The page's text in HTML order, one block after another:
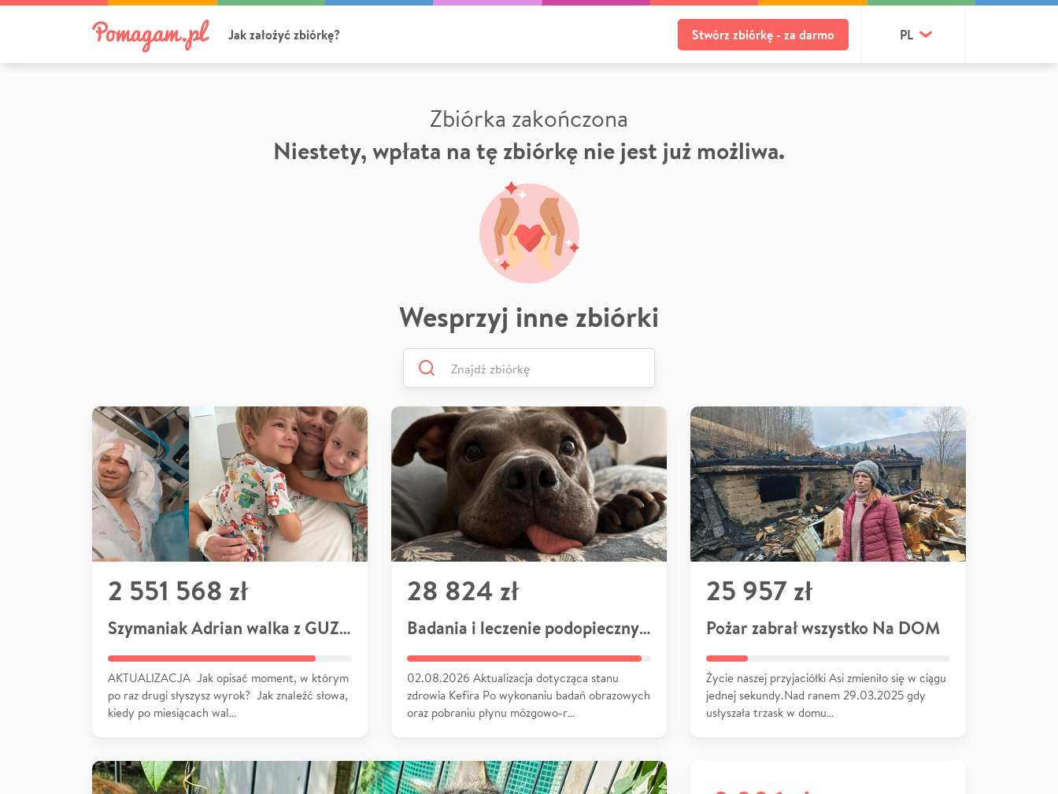
Jak założyć zbiórkę? Stwórz zbiórkę - za darmo PL
Zbiórka zakończona
Niestety, wpłata na tę zbiórkę nie jest już możliwa.
Wesprzyj inne zbiórki
2 551 568 zł
Szymaniak Adrian walka z GUZEM
AKTUALIZACJA Jak opisać moment, w którym
po raz drugi słyszysz wyrok? Jak znaleźć słowa,
kiedy po miesiącach wal…
28 824 zł
Badania i leczenie podopiecznych
02.08.2026 Aktualizacja dotycząca stanu
zdrowia Kefira Po wykonaniu badań obrazowych
oraz pobraniu płynu mózgowo-r…
25 957 zł
Pożar zabrał wszystko Na DOM
Życie naszej przyjaciółki Asi zmieniło się w ciągu
jednej sekundy.Nad ranem 29.03.2025 gdy
usłyszała trzask w domu…